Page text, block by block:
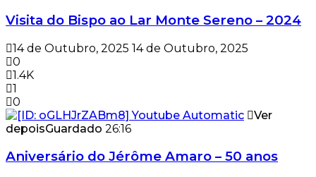
Visita do Bispo ao Lar Monte Sereno – 2024
14 de Outubro, 2025 14 de Outubro, 2025
0
1.4K
1
0
Ver
depoisGuardado 26:16
Aniversário do Jérôme Amaro – 50 anos